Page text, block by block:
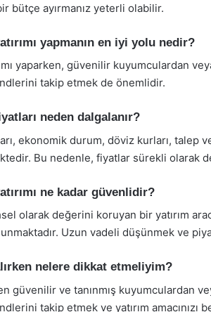
bütçe ayırmanız yeterli olabilir.
yapmanın en iyi yolu nedir?
yaparken, güvenilir kuyumculardan
takip etmek de önemlidir.
neden dalgalanır?
ekonomik durum, döviz kurları, talep
Bu nedenle, fiyatlar sürekli olarak
ne kadar güvenlidir?
olarak değerini koruyan bir yatırım
Uzun vadeli düşünmek ve
nelere dikkat etmeliyim?
güvenilir ve tanınmış kuyumculardan
takip etmek ve yatırım amacınızı